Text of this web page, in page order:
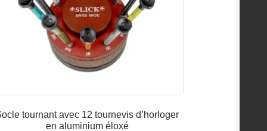
tournant avec 12 tournevis d’horloger
en aluminium éloxé